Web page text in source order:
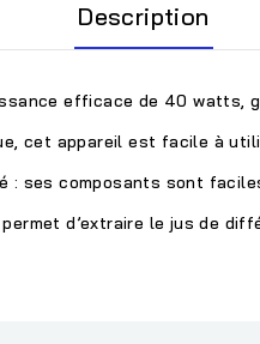
Description
efficace de 40
cet appareil est facile à
: ses composants sont
d’extraire le jus de